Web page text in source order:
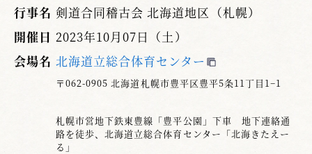
行事名 剣道合同稽古会 北海道地区（札幌）
開催日 2023年10月07日（土）
会場名 北海道立総合体育センター
〒062-0905 北海道札幌市豊平区豊平5条11丁目1−1
札幌市営地下鉄東豊線「豊平公園」下車 地下連絡通
路を徒歩、北海道立総合体育センター「北海きたえー
る」